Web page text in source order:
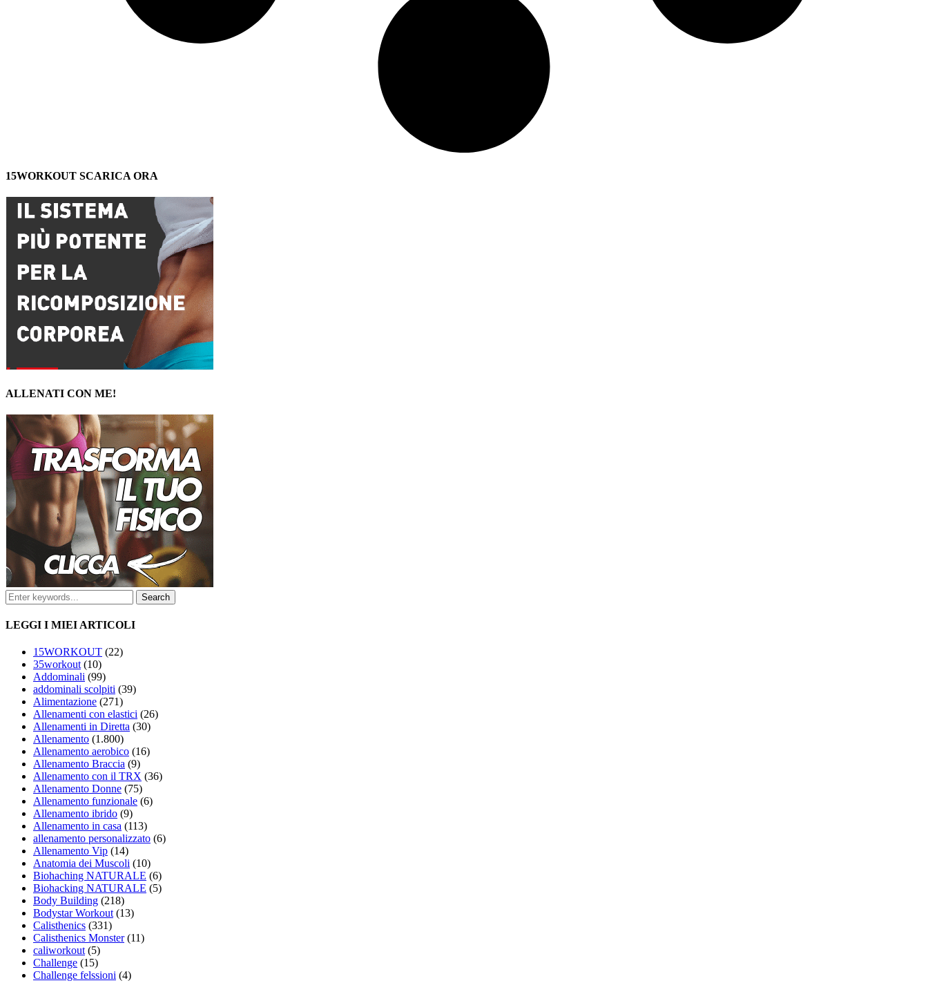
15WORKOUT SCARICA ORA
ALLENATI CON ME!
LEGGI I MIEI ARTICOLI
15WORKOUT (22)
35workout(10)
Addominali (99)
addominali scolpiti (39)
Alimentazione (271)
Allenamenti con elastici (26)
Allenamenti in Diretta (30)
Allenamento (1.800)
Allenamento aerobico (16)
Allenamento Braccia (9)
Allenamento con il TRX (36)
Allenamento Donne (75)
Allenamento funzionale (6)
Allenamento ibrido (9)
Allenamento in casa (113)
allenamento personalizzato (6)
Allenamento Vip (14)
Anatomia dei Muscoli (10)
Biohaching NATURALE (6)
Biohacking NATURALE (5)
Body Building (218)
Bodystar Workout(13)
Calisthenics (331)
Calisthenics Monster(11)
caliworkout(5)
Challenge (15)
Challenge felssioni (4)